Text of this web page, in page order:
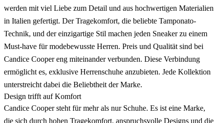
werden mit viel Liebe zum Detail und aus hochwertigen Materialien
in Italien gefertigt. Der Tragekomfort, die beliebte Tamponato-
Technik, und der einzigartige Stil machen jeden Sneaker zu einem
Must-have für modebewusste Herren. Preis und Qualität sind bei
Candice Cooper eng miteinander verbunden. Diese Verbindung
ermöglicht es, exklusive Herrenschuhe anzubieten. Jede Kollektion
unterstreicht dabei die Beliebtheit der Marke.
Design trifft auf Komfort
Candice Cooper steht für mehr als nur Schuhe. Es ist eine Marke,
die sich durch hohen Tragekomfort, anspruchsvolle Designs und die